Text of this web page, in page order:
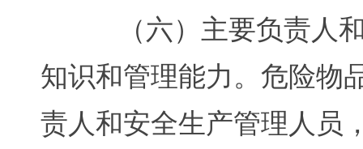
（六）主要负责人和
知识和管理能力。危险物
责人和安全生产管理人员